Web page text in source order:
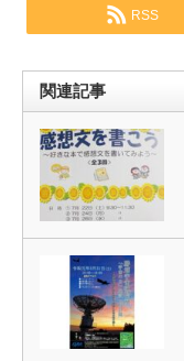
RSS
関連記事